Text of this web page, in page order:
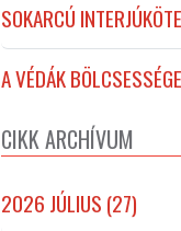
SOKARCÚ
A VÉDÁK BÖLCSESSÉGE
CIKK ARCHÍVUM
2026 JÚLIUS (27)